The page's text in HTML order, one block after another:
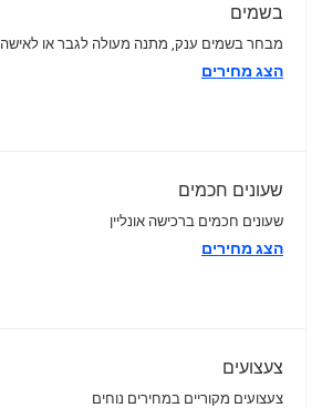
בשמים
מבחר בשמים ענק, מתנה מעולה לגבר או לאישה
הצג מחירים
שעונים חכמים
שעונים חכמים ברכישה אונליין
הצג מחירים
צעצועים
צעצועים מקוריים במחירים נוחים